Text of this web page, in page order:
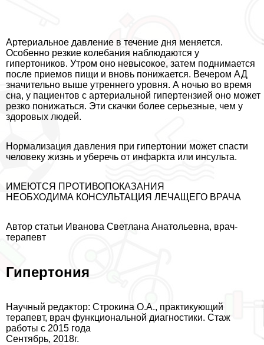
Артериальное давление в течение дня меняется.
Особенно резкие колебания наблюдаются у
гипертоников. Утром оно невысокое, затем поднимается
после приемов пищи и вновь понижается. Вечером АД
значительно выше утреннего уровня. А ночью во время
сна, у пациентов с артериальной гипертензией оно может
резко понижаться. Эти скачки более серьезные, чем у
здоровых людей.
Нормализация давления при гипертонии может спасти
человеку жизнь и уберечь от инфаркта или инсульта.
ИМЕЮТСЯ ПРОТИВОПОКАЗАНИЯ
НЕОБХОДИМА КОНСУЛЬТАЦИЯ ЛЕЧАЩЕГО ВРАЧА
Автор статьи Иванова Светлана Анатольевна, врач-
терапевт
Гипертония
Научный редактор: Строкина О.А., пpaктикующий
терапевт, врач функциональной диагностики. Стаж
работы с 2015 года
Сентябрь, 2018г.